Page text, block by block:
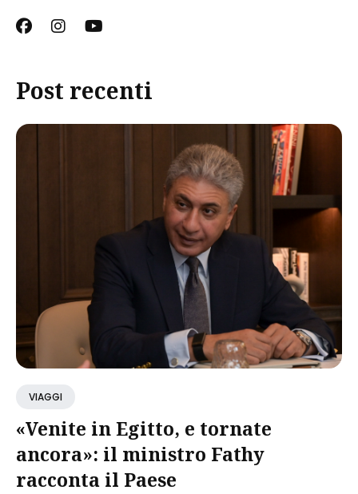
Post recenti
VIAGGI
«Venite in Egitto, e tornate
ancora»: il ministro Fathy
racconta il Paese